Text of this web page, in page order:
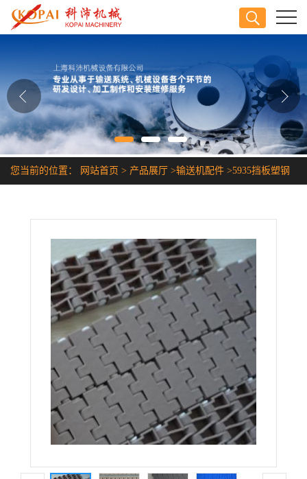
公司介绍
公司动态
产品展厅
证书荣誉
您当前的位置： 网站首页 > 产品展厅 >输送机配件 >5935挡板塑钢